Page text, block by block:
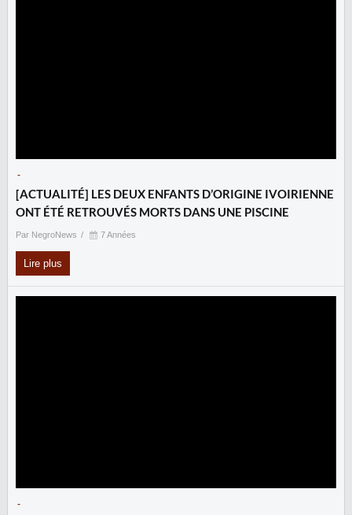
-
[ACTUALITÉ] LES DEUX ENFANTS D’ORIGINE IVOIRIENNE
ONT ÉTÉ RETROUVÉS MORTS DANS UNE PISCINE
Par NegroNews 7 Années
Lire plus
-